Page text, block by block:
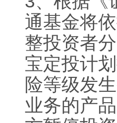
通基金将
整投资者
宝定投计
险等级发
业务的产